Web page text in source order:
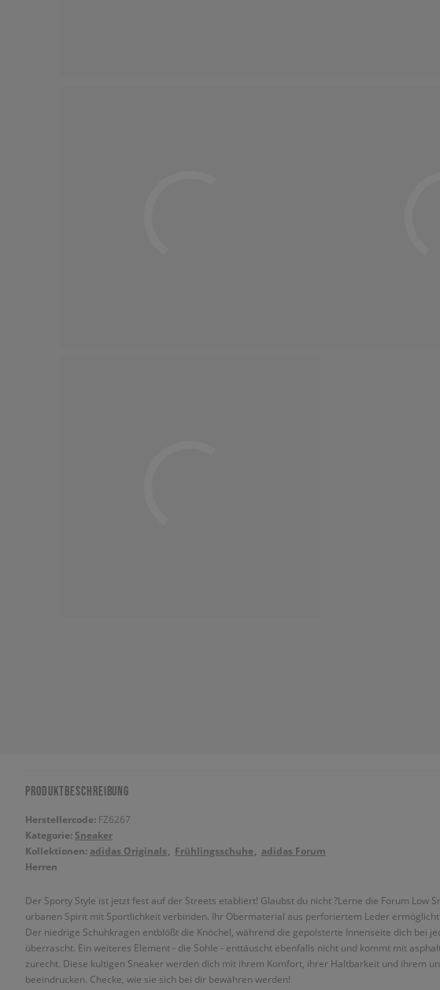
PRODUKTBESCHREIBUNG
Herstellercode: FZ6267
Kategorie: Sneaker
Kollektionen: adidas Originals Frühlingsschuhe
adidas Forum
Herren
Der Sporty Style ist jetzt fest auf der Streets etabliert! Glaubst du nicht ?Lerne die Forum Low
urbanen Spirit mit Sportlichkeit verbinden. Ihr Obermaterial aus perforiertem Leder
Der niedrige Schuhkragen entblößt die Knöchel, während die gepolsterte Innenseite dich bei
überrascht. Ein weiteres Element - die Sohle - enttäuscht ebenfalls nicht und kommt mit
zurecht. Diese kultigen Sneaker werden dich mit ihrem Komfort, ihrer Haltbarkeit und ihrem
beeindrucken. Checke, wie sie sich bei dir bewähren werden!